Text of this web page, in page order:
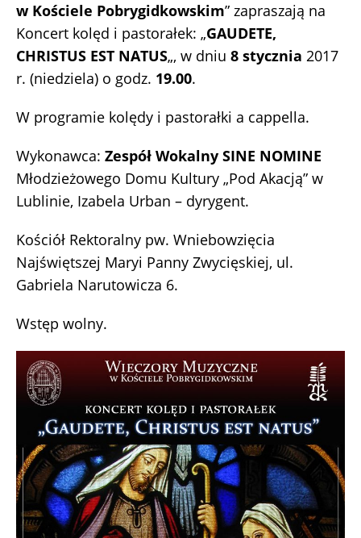
w Kościele Pobrygidkowskim” zapraszają na
Koncert kolęd i pastorałek: „GAUDETE,
CHRISTUS EST NATUS„, w dniu 8 stycznia 2017
r. (niedziela) o godz. 19.00.
W programie kolędy i pastorałki a cappella.
Wykonawca: Zespół Wokalny SINE NOMINE
Młodzieżowego Domu Kultury „Pod Akacją” w
Lublinie, Izabela Urban – dyrygent.
Kościół Rektoralny pw. Wniebowzięcia
Najświętszej Maryi Panny Zwycięskiej, ul.
Gabriela Narutowicza 6.
Wstęp wolny.